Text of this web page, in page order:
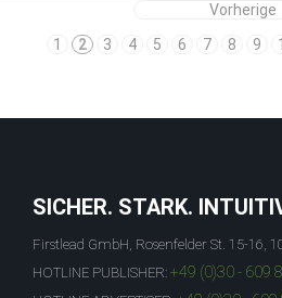
Vorherige
1
2 3 4 5 6 7 8 9
SICHER. STARK.
Firstlead GmbH, Rosenfelder St. 15-16,
HOTLINE PUBLISHER: +49 (0)30 - 609